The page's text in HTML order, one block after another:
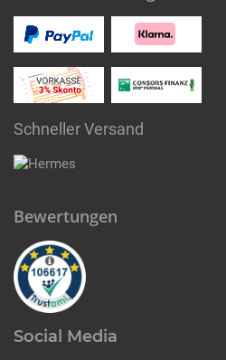
Schneller Versand
Bewertungen
Social Media